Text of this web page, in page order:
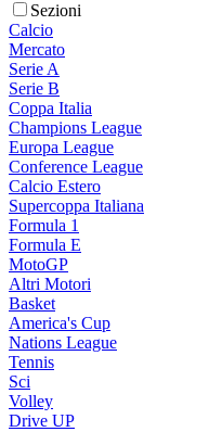
Sezioni
Calcio
Mercato
Serie A
Serie B
Coppa Italia
Champions League
Europa League
Conference League
Calcio Estero
Supercoppa Italiana
Formula 1
Formula E
MotoGP
Altri Motori
Basket
America's Cup
Nations League
Tennis
Sci
Volley
Drive UP